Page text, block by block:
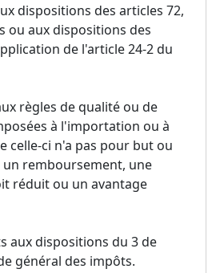
dispositions des articles 72,
ou aux dispositions des
de l'article 24-2 du
règles de qualité ou de
à l'importation ou à
celle-ci n'a pas pour but ou
remboursement, une
réduit ou un avantage
aux dispositions du 3 de
général des impôts.